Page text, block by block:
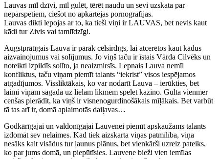
Lauvas mīl dzīvi, mīl gulēt, tērēt naudu un sevi uzskata par
nepārspētiem, ciešot no apkārtējās pornogrāfijas.
Lauvas dikti lepojas ar to, ka tieši viņi ir LAUVAS, bet nevis kaut
kādi tur Zivis vai tamlīdzīgi.
Augstprātīgais Lauva ir pārāk cēlsirdīgs, lai atcerētos kaut kādus
aizvainojumus vai solījumus. Jo viņš taču ir īstais Vārda Cilvēks un
noteikti izpildīs solīto, ja neaizmirsīs. Lepnais Lauva nemīl
konfliktus, taču viņam piemīt talants “iekrist” visos iespējamos
atgadījumos. Vissliktākais, ko var nodarīt Lauva – ierūkties, bet
laimi viņam sagādā uz lielām likmēm spēlēt kazino. Gultā vienmēr
cenšas pierādīt, ka viņš ir visnenogurdinošākais mīļākais. Bet varbūt
tā tas arī ir, domā aplaimotās daiļavas…
Godkārīgajai un valdonīgajai Lauvenei piemīt apskaužams talants
izdomāt sev nelaimes. Kad tiek aizskarta viņas patmīlība, viņa
nesāks kalt visādus tur ļaunus plānus, bet vienkārši uzreiz pateiks,
ko par jums domā, un piepūtīsies. Lauvene bieži vien iemīlas